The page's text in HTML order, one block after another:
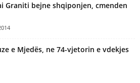
Graniti bejne shqiponjen, cmenden
e Mjedës, ne 74-vjetorin e vdekjes